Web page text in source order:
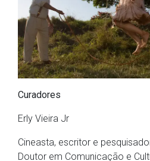
Curadores
Erly Vieira Jr
Cineasta, escritor e
Doutor em Comunicação e